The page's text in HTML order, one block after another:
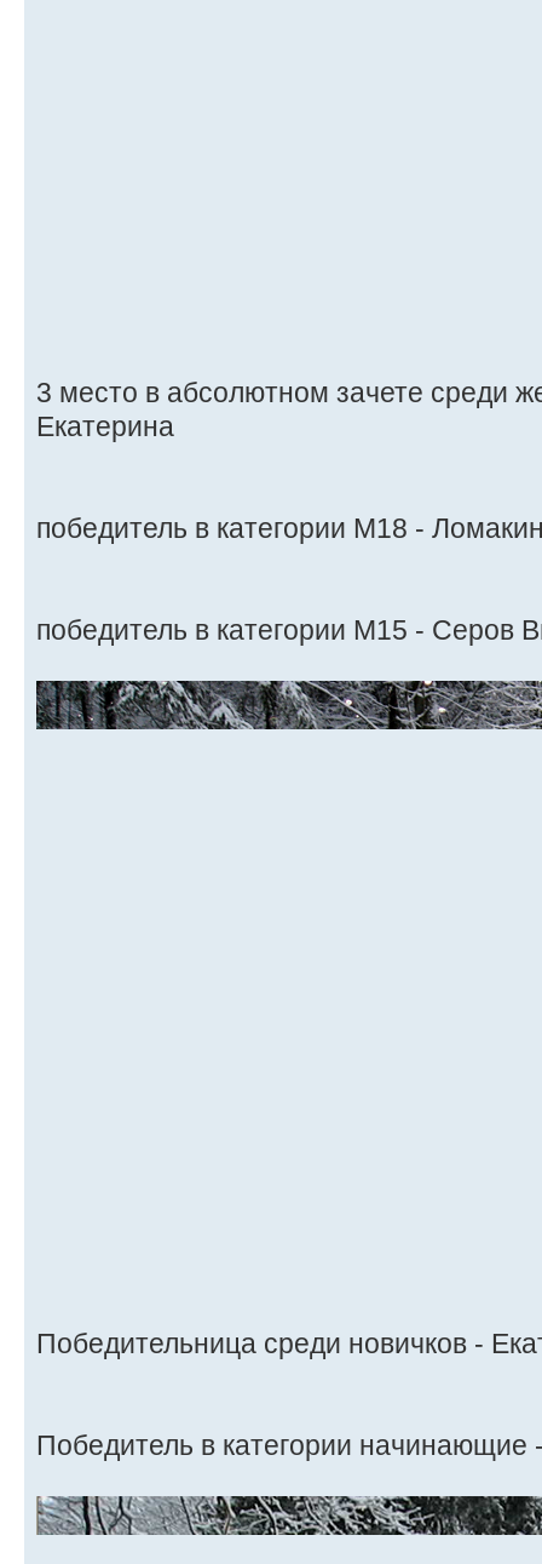
3 место в абсолютном зачете среди
Екатерина
победитель в категории М18 -
победитель в категории М15 - Серов
Победительница среди новичков -
Победитель в категории начинающие